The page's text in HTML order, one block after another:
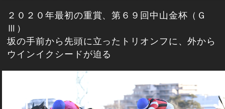
２０２０年最初の重賞、第６９回中山金杯（Ｇ
Ⅲ）
坂の手前から先頭に立ったトリオンフに、外から
ウインイクシードが迫る